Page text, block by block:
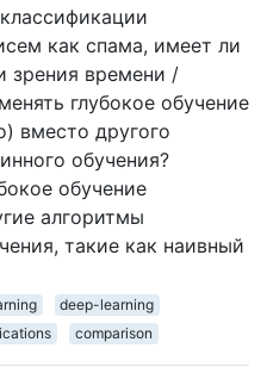
как спама, имеет ли
зрения времени /
глубокое обучение
вместо другого
обучения?
обучение
алгоритмы
такие как наивный
deep-learning
comparison